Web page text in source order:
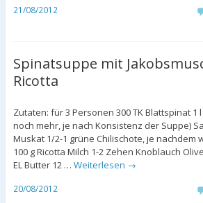
21/08/2012
Spinatsuppe mit
Ricotta
Zutaten: für 3 Personen 300 TK Blattspinat 1
noch mehr, je nach Konsistenz der Suppe)
Muskat 1/2-1 grüne Chilischote, je nachdem
100 g Ricotta Milch 1-2 Zehen Knoblauch
EL Butter 12 … Weiterlesen →
20/08/2012